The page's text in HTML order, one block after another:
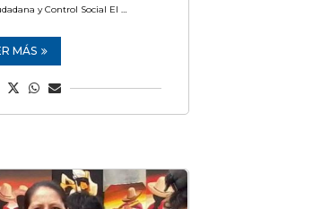
y Control Social El …
MÁS